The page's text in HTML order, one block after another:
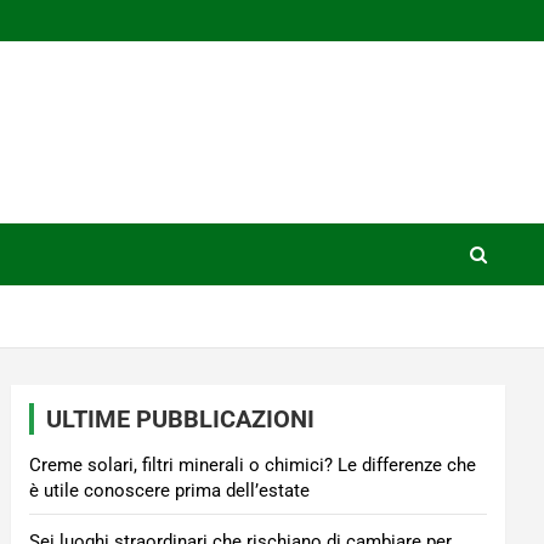
ULTIME PUBBLICAZIONI
Creme solari, filtri minerali o chimici? Le differenze che
è utile conoscere prima dell’estate